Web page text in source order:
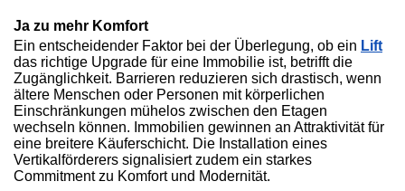
Ja zu mehr Komfort
Ein entscheidender Faktor bei der Überlegung, ob ein Lift
das richtige Upgrade für eine Immobilie ist, betrifft die
Zugänglichkeit. Barrieren reduzieren sich drastisch, wenn
ältere Menschen oder Personen mit körperlichen
Einschränkungen mühelos zwischen den Etagen
wechseln können. Immobilien gewinnen an Attraktivität für
eine breitere Käuferschicht. Die Installation eines
Vertikalförderers signalisiert zudem ein starkes
Commitment zu Komfort und Modernität.